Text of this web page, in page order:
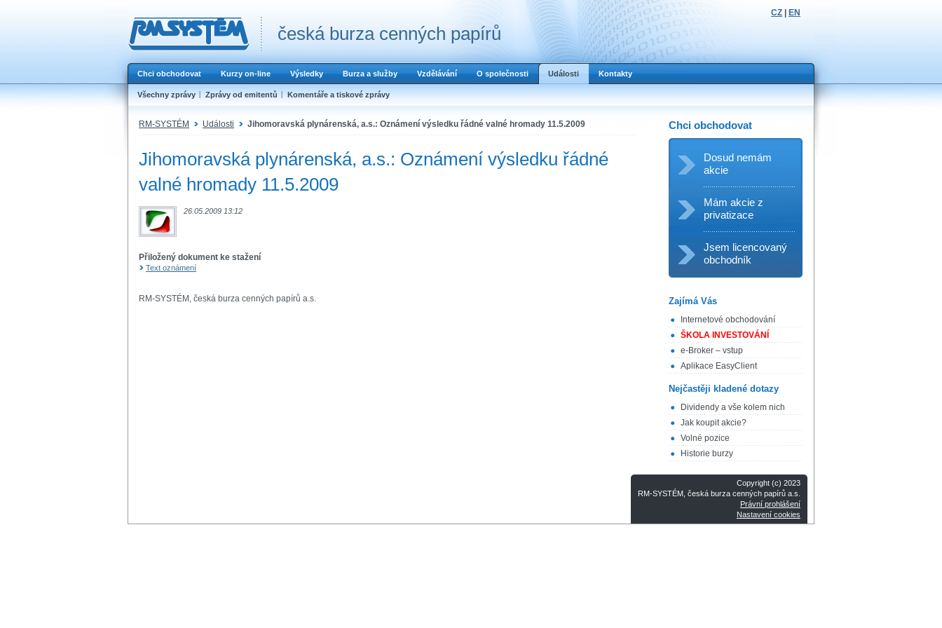
česká burza cenných papírů
CZ EN
Chci obchodovat Kurzy on-line Výsledky Burza a služby Vzdělávání O společnosti Události Kontakty
Všechny zprávy Zprávy od emitentů Komentáře a tiskové zprávy
RM-SYSTÉM Události Jihomoravská plynárenská, a.s.: Oznámení výsledku řádné valné hromady 11.5.2009
Jihomoravská plynárenská, a.s.: Oznámení výsledku řádné
valné hromady 11.5.2009
26.05.2009 13:12
Přiložený dokument ke stažení
Text oznámení
RM-SYSTÉM, česká burza cenných papírů a.s.
Chci obchodovat
Dosud nemám
akcie
Mám akcie z
privatizace
Jsem licencovaný
obchodník
Zajímá Vás
Internetové obchodování
ŠKOLA INVESTOVÁNÍ
e-Broker – vstup
Aplikace EasyClient
Nejčastěji kladené dotazy
Dividendy a vše kolem nich
Jak koupit akcie?
Volné pozice
Historie burzy
Copyright (c) 2023
RM-SYSTÉM, česká burza cenných papírů a.s.
Právní prohlášení
Nastavení cookies